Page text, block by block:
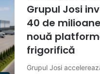
Grupul Josi
40 de
nouă
frigorifică
Grupul Josi